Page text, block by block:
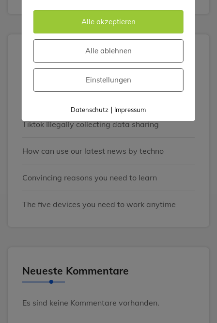
Neueste Beiträge
Tiktok Illegally collecting data sharing
How can use our latest news by techno
Convincing reasons you need to learn
The five devices you need to work anytime
Neueste Kommentare
Es sind keine Kommentare vorhanden.
Alle akzeptieren
Alle ablehnen
Einstellungen
Datenschutz | Impressum